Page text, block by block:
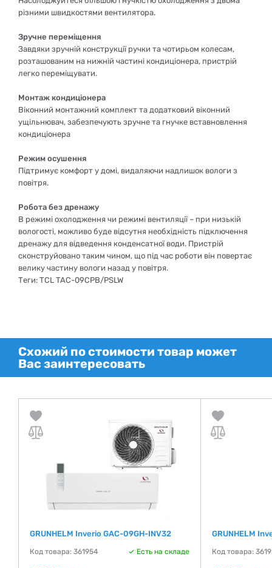
різними швидкостями вентилятора.
Зручне переміщення
Завдяки зручній конструкції ручки та чотирьом колесам,
розташованим на нижній частині кондиціонера, пристрій
легко переміщувати.
Монтаж кондиціонера
Віконний монтажний комплект та додатковий віконний
ущільнювач, забезпечують зручне та гнучке вставновлення
кондиціонера
Режим осушення
Підтримує комфорт у домі, видаляючи надлишок вологи з
повітря.
Робота без дренажу
В режимі охолодження чи режимі вентиляції – при низькій
вологості, можливо буде відсутня необхідність підключення
дренажу для відведення конденсатної води. Пристрій
сконструйовано таким чином, що під час роботи він повертає
велику частину вологи назад у повітря.
Теги: TCL ​​TAC-09CPB/PSLW
Схожий по стоимости товар может
Вас заинтересовать
GRUNHELM Inverio GAC-09GH-INV32
Код товара: 361954 Есть на складе
GRUNHELM
Код товара: